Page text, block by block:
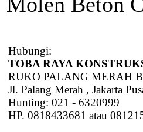
Hubungi:
TOBA RAYA
RUKO PALANG MERAH
Jl. Palang Merah , Jakarta
Hunting: 021 - 6320999
HP. 0818433681 atau